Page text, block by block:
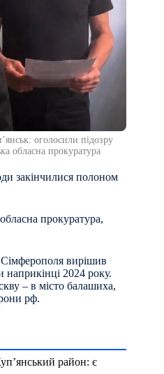
оголосили підозру
обласна прокуратура
закінчилися полоном
прокуратура,
вирішив
2024 року.
– в місто балашиха,
рф.
район: є